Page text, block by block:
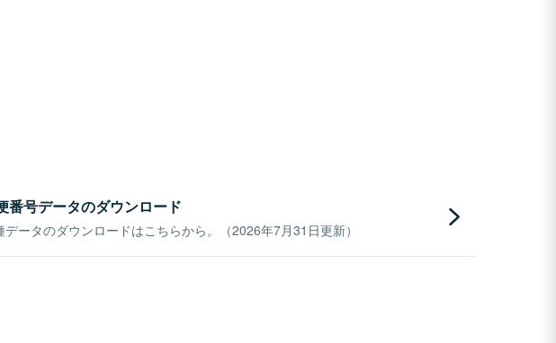
番号データのダウンロード
データのダウンロードはこちらから。（2026年7月31日更新）